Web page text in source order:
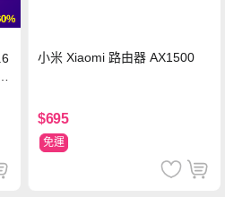
小米 Xiaomi 路由器 AX1500
$695
免運